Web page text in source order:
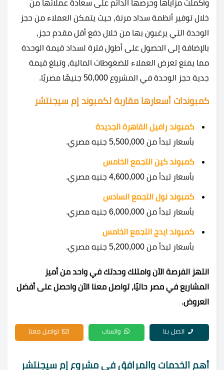
وأكملت مزاياها وحرصها الدائم على سعادة عملائها من
خلال توفير أنظمة سداد مرنة، حيث يتمكن العملاء من حجز
الوحدة التي يرغبون بها من خلال دفع أقل مقدم حجز،
بالإضافة إلى الحصول على أطول فترة لسداد قيمة الوحدة
مما يمنع تعرض العملاء للضغوطات المالية، وتبلغ قيمة
جدية حجز الوحدة في المشروع 50,000 جنيهًا مصريًا.
كمبوندات أسعارها مقاربة لكمبوند إم سيجنتشر
كمبوند رافيل القاهرة الجديدة
بأسعار تبدأ من 5,500,000 جنيه مصري.
كمبوند كين التجمع الخامس
بأسعار تبدأ من 4,600,000 جنيه مصري.
كمبوند نول التجمع السادس
بأسعار تبدأ من 6,000,000 جنيه مصري.
كمبوند ايدج التجمع الخامس
بأسعار تبدأ من 5,200,000 جنيه مصري.
انتهز الفرصة الآن وامتلك وحدتك في واحد من أميز
المشاريع في مصر حاليًا، تواصل معنا الآن واحصل على أفضل
العروض.
اتصل بنا واتساب تواصل معنا
أهم الخدمات والمرافق في مشروع إم سيجنتشر